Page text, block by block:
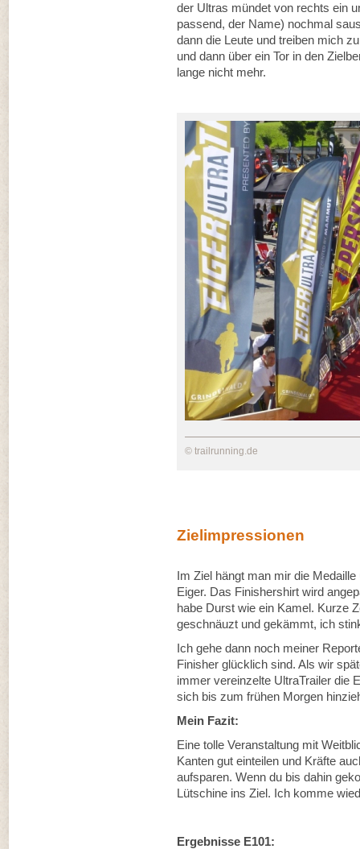
der Ultras mündet von rechts ein
passend, der Name) nochmal
dann die Leute und treiben mich
und dann über ein Tor in den
lange nicht mehr.
© trailrunning.de
Zielimpressionen
Im Ziel hängt man mir die
Eiger. Das Finishershirt wird
habe Durst wie ein Kamel. Kurze
geschnäuzt und gekämmt, ich
Ich gehe dann noch meiner
Finisher glücklich sind. Als wir
immer vereinzelte UltraTrailer die
sich bis zum frühen Morgen
Mein Fazit:
Eine tolle Veranstaltung mit
Kanten gut einteilen und Kräfte
aufsparen. Wenn du bis dahin
Lütschine ins Ziel. Ich komme
Ergebnisse E101: